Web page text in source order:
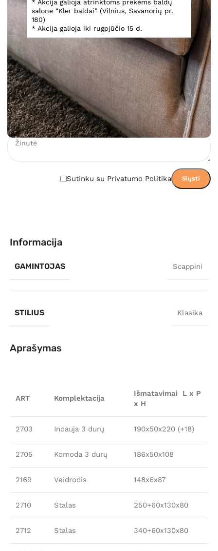
* Akcija galioja atrinktoms prekėms baldų
salone “Kler baldai” (Vilnius, Savanorių pr.
180)
* Akcija galioja iki rugpjūčio 15 d.
Teirautis
Įsiminti
Teirautis dėl prekės
Sutinku su Privatumo Politika
Informacija
GAMINTOJAS Scappini
STILIUS Klasika
Aprašymas
ART Komplektacija
Išmatavimai L x P
x H
2703 Indauja 3 durų 190x50x220 (+18)
2705 Komoda 3 durų 186x50x108
2169 Veidrodis 148x6x87
2710 Stalas 250+60x130x80
2712 Stalas 340+60x130x80